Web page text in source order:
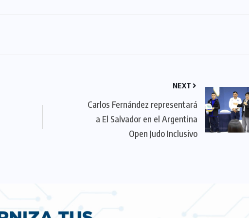
NEXT
Carlos Fernández representará
a El Salvador en el Argentina
Open Judo Inclusivo